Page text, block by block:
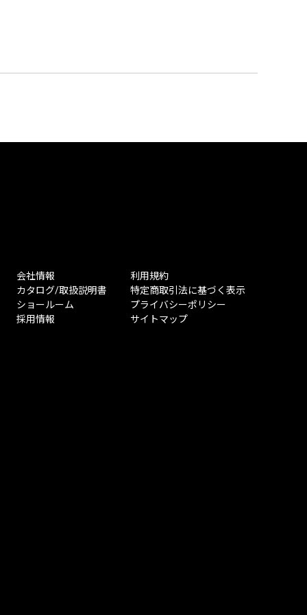
会社情報
カタログ/取扱説明書
ショールーム
採用情報
利用規約
特定商取引法に基づく表示
プライバシーポリシー
サイトマップ